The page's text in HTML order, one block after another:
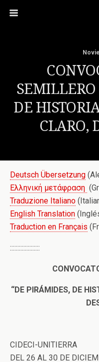
DE
CLARO,
Deutsch Übersetzung
Ελληνική μετάφραση
Traduzione Italiano
English Translation
Traduction en Français
::::::::::::::::::::
“DE PIRÁMIDES, DE
CIDECI-UNITIERRA
DEL 26 AL 30 DE